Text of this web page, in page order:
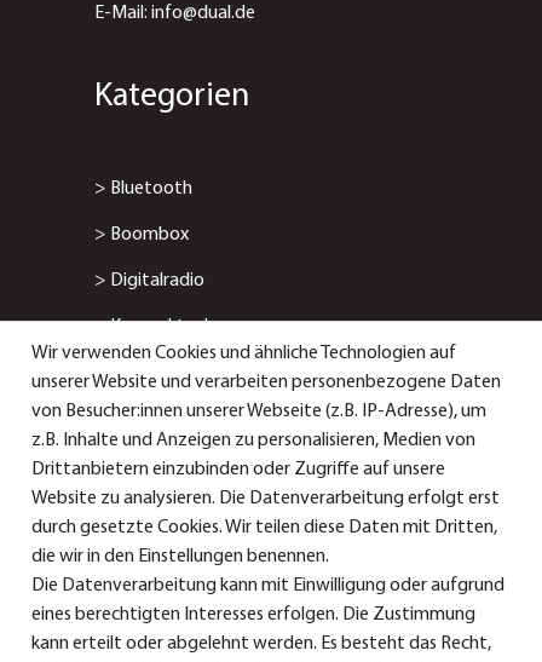
E-Mail: info@dual.de
Kategorien
> Bluetooth
> Boombox
> Digitalradio
>Kompaktanlage
>Radiowecker
> Smart-/Internetradio
Service & Support
> Bedienungsanleitungen
>Konformitätserklärungen
Wir verwenden Cookies und ähnliche Technologien auf
unserer Website und verarbeiten personenbezogene Daten
von Besucher:innen unserer Webseite (z.B. IP-Adresse), um
z.B. Inhalte und Anzeigen zu personalisieren, Medien von
Drittanbietern einzubinden oder Zugriffe auf unsere
Website zu analysieren. Die Datenverarbeitung erfolgt erst
durch gesetzte Cookies. Wir teilen diese Daten mit Dritten,
die wir in den Einstellungen benennen.
Die Datenverarbeitung kann mit Einwilligung oder aufgrund
eines berechtigten Interesses erfolgen. Die Zustimmung
kann erteilt oder abgelehnt werden. Es besteht das Recht,